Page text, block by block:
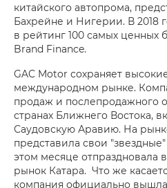
китайского автопрома,
Бахрейне и Нигерии. В 2018
в рейтинг 100 самых
Brand Finance.
GAC Motor сохраняет
международном рынке.
продаж и послепродажного
странах Ближнего Востока,
Саудовскую Аравию. На
представила свои
этом месяце отпраздновала
рынок Катара. Что же
компания официально